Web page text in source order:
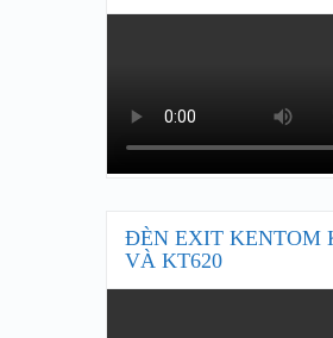
ĐÈN EXIT KENTOM
VÀ KT620